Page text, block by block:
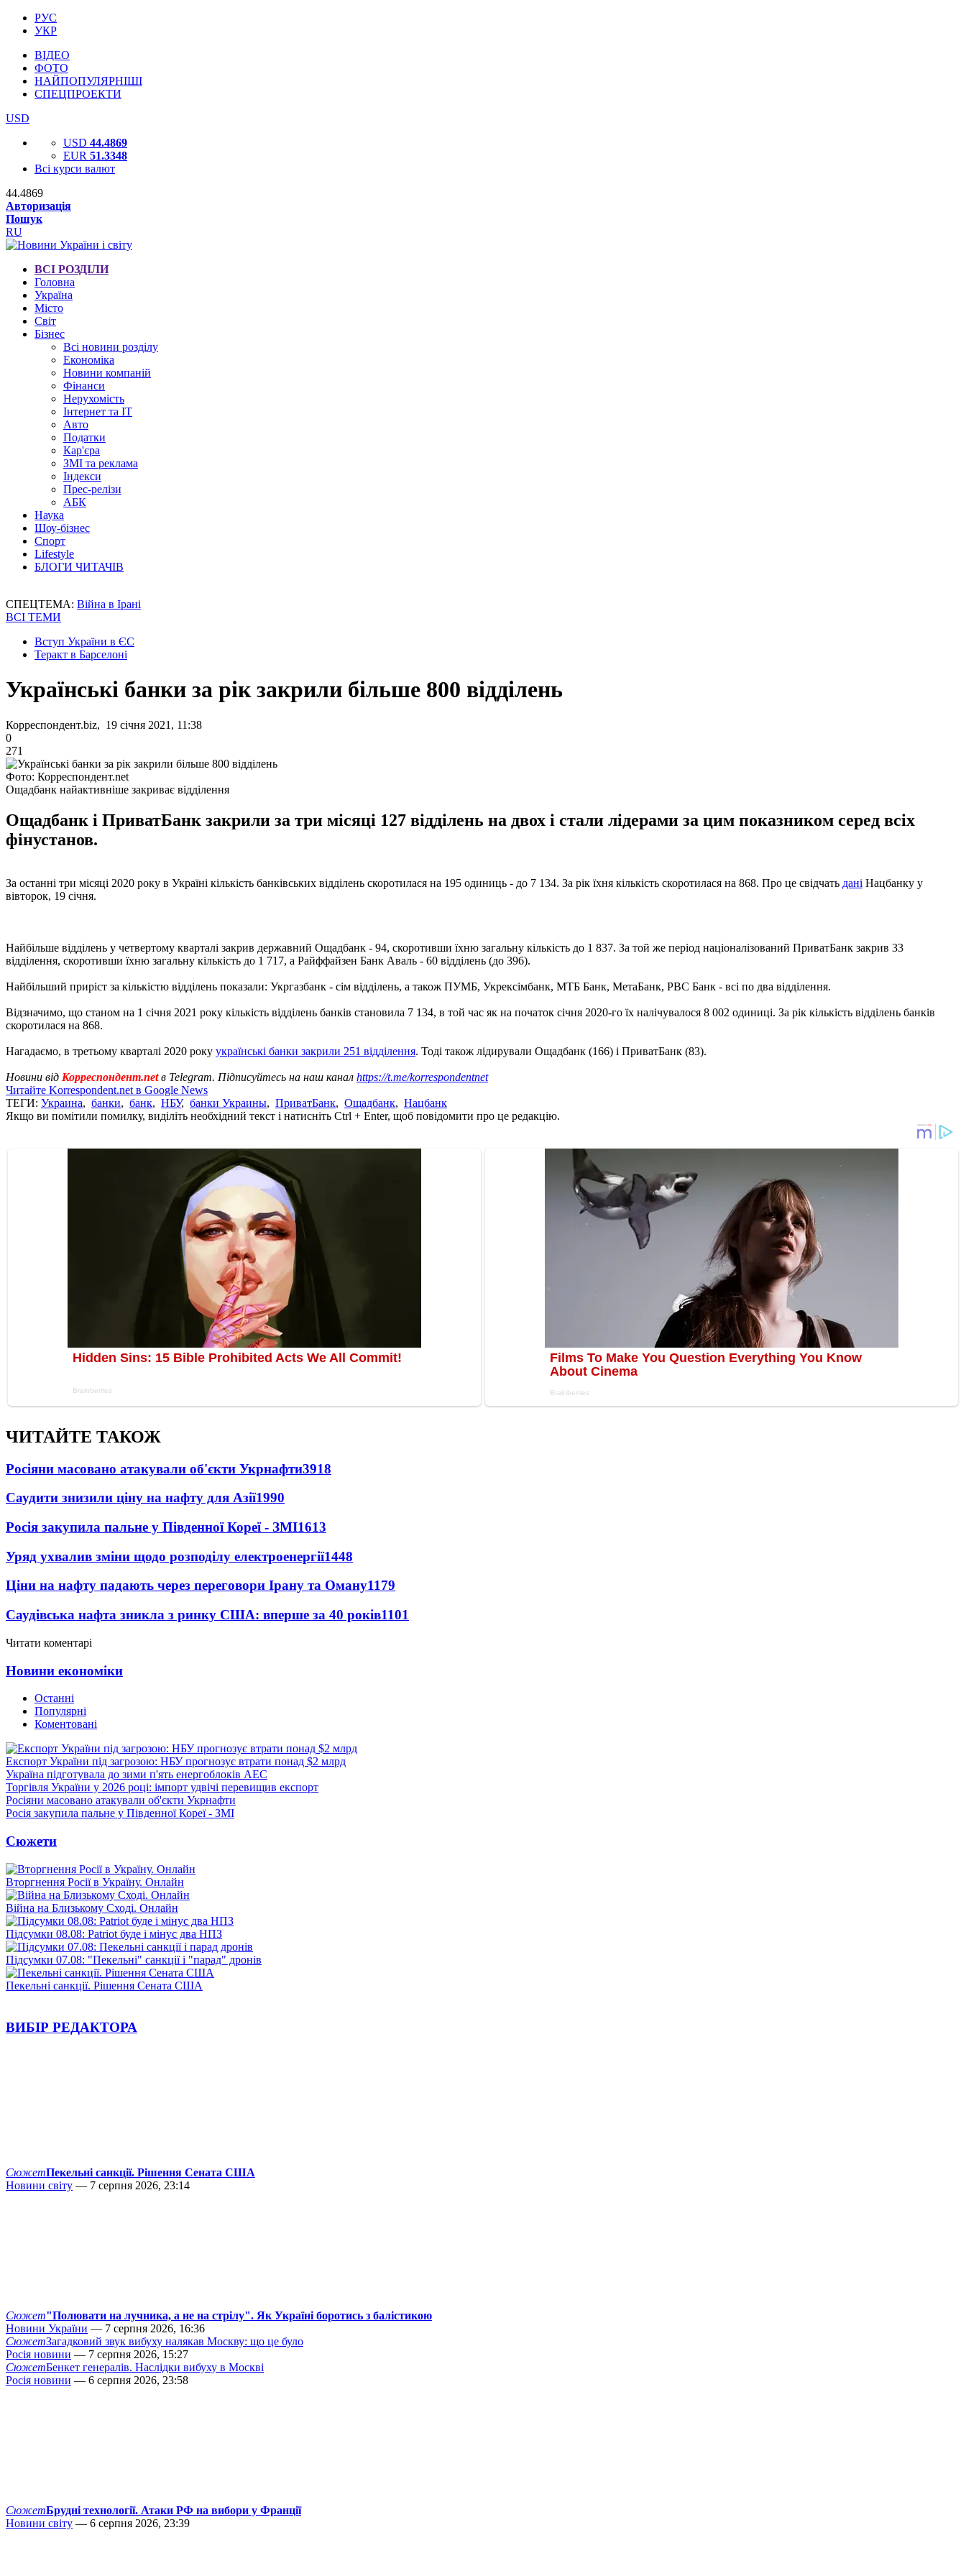
РУС
УКР
ВІДЕО
ФОТО
НАЙПОПУЛЯРНІШІ
СПЕЦПРОЕКТИ
USD
USD 44.4869
EUR 51.3348
Всі курси валют
44.4869
Авторизація
Пошук
RU
ВСІ РОЗДІЛИ
Головна
Україна
Місто
Світ
Бізнес
Всі новини розділу
Економіка
Новини компаній
Фінанси
Нерухомість
Інтернет та IT
Авто
Податки
Кар'єра
ЗМІ та реклама
Індекси
Прес-релізи
АБК
Наука
Шоу-бізнес
Спорт
Lifestyle
БЛОГИ ЧИТАЧІВ
СПЕЦТЕМА: Війна в Ірані
ВСІ ТЕМИ
Вступ України в ЄС
Теракт в Барселоні
Українські банки за рік закрили більше 800 відділень
Корреспондент.biz, 19 січня 2021, 11:38
0
271
Фото: Корреспондент.net
Ощадбанк найактивніше закриває відділення
Ощадбанк і ПриватБанк закрили за три місяці 127 відділень на двох і стали лідерами за цим показником серед всіх
фінустанов.
За останні три місяці 2020 року в Україні кількість банківських відділень скоротилася на 195 одиниць - до 7 134. За рік їхня кількість скоротилася на 868. Про це свідчать дані Нацбанку у
вівторок, 19 січня.
Найбільше відділень у четвертому кварталі закрив державний Ощадбанк - 94, скоротивши їхню загальну кількість до 1 837. За той же період націоналізований ПриватБанк закрив 33
відділення, скоротивши їхню загальну кількість до 1 717, а Райффайзен Банк Аваль - 60 відділень (до 396).
Найбільший приріст за кількістю відділень показали: Укргазбанк - сім відділень, а також ПУМБ, Укрексімбанк, МТБ Банк, МетаБанк, РВС Банк - всі по два відділення.
Відзначимо, що станом на 1 січня 2021 року кількість відділень банків становила 7 134, в той час як на початок січня 2020-го їх налічувалося 8 002 одиниці. За рік кількість відділень банків
скоротилася на 868.
Нагадаємо, в третьому кварталі 2020 року українські банки закрили 251 відділення. Тоді також лідирували Ощадбанк (166) і ПриватБанк (83).
Новини від Корреспондент.netв Telegram. Підписуйтесь на наш канал https://t.me/korrespondentnet
Читайте Korrespondent.net в Google News
ТЕГИ: Украина, банки, банк, НБУ, банки Украины, ПриватБанк, Ощадбанк, Нацбанк
Якщо ви помітили помилку, виділіть необхідний текст і натисніть Ctrl + Enter, щоб повідомити про це редакцію.
ЧИТАЙТЕ ТАКОЖ
Росіяни масовано атакували об'єкти Укрнафти3918
Саудити знизили ціну на нафту для Азії1990
Росія закупила пальне у Південної Кореї - ЗМІ1613
Уряд ухвалив зміни щодо розподілу електроенергії1448
Ціни на нафту падають через переговори Ірану та Оману1179
Саудівська нафта зникла з ринку США: вперше за 40 років1101
Читати коментарі
Новини економіки
Останні
Популярні
Коментовані
Експорт України під загрозою: НБУ прогнозує втрати понад $2 млрд
Україна підготувала до зими п'ять енергоблоків АЕС
Торгівля України у 2026 році: імпорт удвічі перевищив експорт
Росіяни масовано атакували об'єкти Укрнафти
Росія закупила пальне у Південної Кореї - ЗМІ
Сюжети
Вторгнення Росії в Україну. Онлайн
Війна на Близькому Сході. Онлайн
Підсумки 08.08: Patriot буде і мінус два НПЗ
Підсумки 07.08: "Пекельні" санкції і "парад" дронів
Пекельні санкції. Рішення Сената США
ВИБІР РЕДАКТОРА
СюжетПекельні санкції. Рішення Сената США
Новини світу — 7 серпня 2026, 23:14
Сюжет"Полювати на лучника, а не на стрілу". Як Україні боротись з балістикою
Новини України — 7 серпня 2026, 16:36
СюжетЗагадковий звук вибуху налякав Москву: що це було
Росія новини — 7 серпня 2026, 15:27
СюжетБенкет генералів. Наслідки вибуху в Москві
Росія новини — 6 серпня 2026, 23:58
СюжетБрудні технології. Атаки РФ на вибори у Франції
Новини світу — 6 серпня 2026, 23:39